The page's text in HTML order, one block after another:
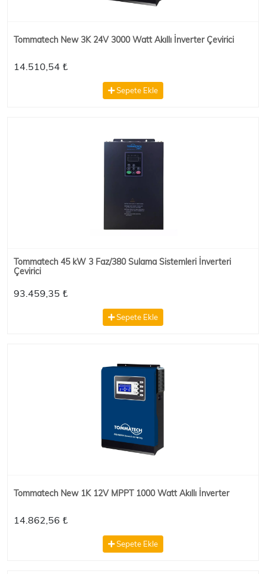
Tommatech New 3K 24V 3000 Watt Akıllı İnverter Çevirici
14.510,54 ₺
Sepete Ekle
Tommatech 45 kW 3 Faz/380 Sulama Sistemleri İnverteri
Çevirici
93.459,35 ₺
Sepete Ekle
Tommatech New 1K 12V MPPT 1000 Watt Akıllı İnverter
14.862,56 ₺
Sepete Ekle